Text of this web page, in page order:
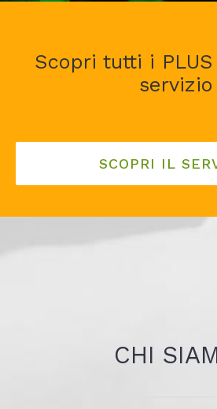
Scopri tutti i
servizio
SCOPRI IL
CHI